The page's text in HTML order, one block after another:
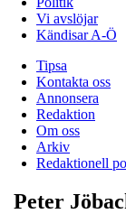
Vi avslöjar
Kändisar A-Ö
Tipsa
Kontakta oss
Annonsera
Redaktion
Om oss
Arkiv
Redaktionell
Peter